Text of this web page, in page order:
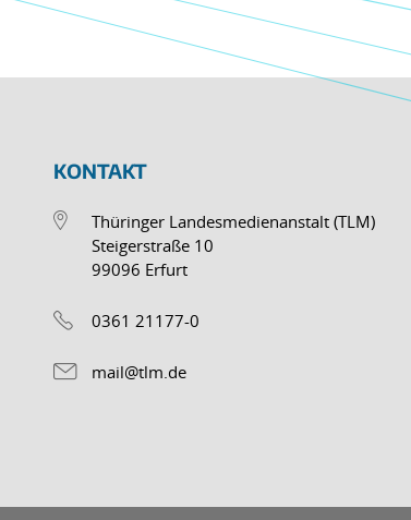
KONTAKT
Thüringer Landesmedienanstalt (TLM)
Steigerstraße 10
99096 Erfurt
0361 21177-0
mail@tlm.de